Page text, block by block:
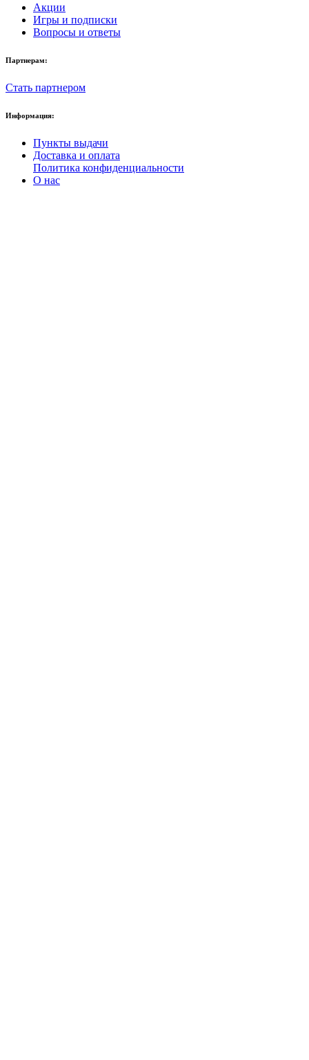
Акции
Игры и подписки
Вопросы и ответы
Партнерам:
Стать партнером
Информация:
Пункты выдачи
Доставка и оплата
Политика конфиденциальности
О нас